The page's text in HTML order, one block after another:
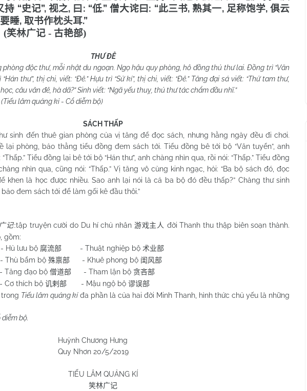
持 “史记”,视之, 曰 : “低.”僧大诧曰 : “此三书, 熟其一, 足称饱学,俱云
睡, 取书作枕头耳.”
笑林广记 - 古艳部)
THƯ ĐÊ
độc thư, mỗi nhật du ngoạn. Ngọ hậu quy phòng, hô đồng thủ thư lai. Đồng trì “Văn
“Hán thư”, thị chi, viết: “Đê.” Hựu trì “Sử kí”, thị chi, viết: “Đê.” Tăng đại sá viết: “Thử tam thư,
câu vân đê, hà dã?” Sinh viết: “Ngã yếu thuỵ, thủ thư tác chẩm đầu nhĩ.”
kỉ - Cổ diễm bộ)
SÁCH THẤP
đến thuê gian phòng của vị tăng để đọc sách, nhưng hằng ngày đều đi chơi.
lại phòng, bảo thằng tiểu đồng đem sách tới. Tiểu đồng bê tới bộ “Văn tuyển”, anh
Tiểu đồng lại bê tới bộ “Hán thư”, anh chàng nhìn qua, rồi nói: “Thấp.” Tiểu đồng
nhìn qua, cũng nói: “Thấp.” Vị tăng vô cùng kinh ngạc, hỏi: “Ba bộ sách đó, đọc
khen là học được nhiều. Sao anh lại nói là cả ba bộ đó đều thấp?” Chàng thư sinh
đem sách tới để làm gối kê đầu thôi.”
记:tập truyện cười do Du hí chủ nhân 游戏主人 đời Thanh thu thập biên soạn thành.
gồm:
lưu bộ 腐流部 - Thuật nghiệp bộ 术业部
bẩm bộ 殊禀部 - Khuê phong bộ 闺风部
đạo bộ 僧道部 - Tham lận bộ 贪吝部
thích bộ 讥剌部 - Mậu ngộ bộ 谬误部
Tiếu lâm quảng kíđa phần là của hai đời Minh Thanh, hình thức chủ yếu là những
diễm bộ.
Hưng
20/5/2019
TIẾU LÂM QUẢNG KÍ
笑林广记